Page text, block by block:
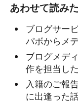
あわせて読み
ブログサー
パボからメ
ブログメデ
作を担当し
入籍のご報
に出逢った